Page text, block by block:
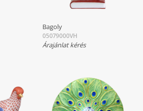
Bagoly
05079000VH
Árajánlat kérés